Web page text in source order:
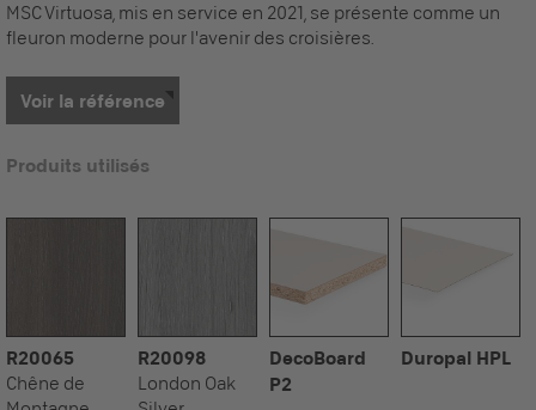
MSC Virtuosa, mis en service en 2021, se présente comme un
fleuron moderne pour l'avenir des croisières.
Voir la référence
Produits utilisés
R20065
Chêne de
R20098
London Oak
DecoBoard
P2
Duropal HPL